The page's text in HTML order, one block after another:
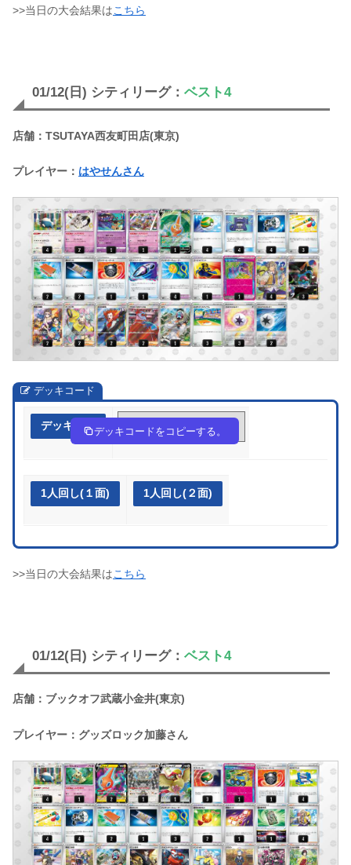
>>当日の大会結果はこちら
01/12(日) シティリーグ： ベスト4
店舗：TSUTAYA西友町田店(東京)
プレイヤー： はやせんさん
デッキコード
デッキ作成 nPQg69-AKop4p-gnLgLg
デッキコードをコピーする。
1人回し(１面) 1人回し(２面)
>>当日の大会結果はこちら
01/12(日) シティリーグ： ベスト4
店舗：ブックオフ武蔵小金井(東京)
プレイヤー：グッズロック加藤さん